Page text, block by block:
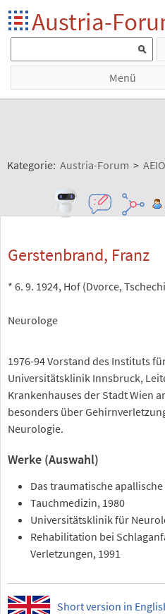
Austria-
Menü
Kategorie: Austria-Forum >
Gerstenbrand, Franz
* 6. 9. 1924, Hof (Dvorce,
Neurologe
1976-94 Vorstand des Instituts
Universitätsklinik Innsbruck,
Krankenhauses der Stadt Wien
besonders über
Neurologie.
Werke (Auswahl)
Das traumatische
Tauchmedizin, 1980
Universitätsklinik für
Rehabilitation bei
Verletzungen, 1991
Short version in